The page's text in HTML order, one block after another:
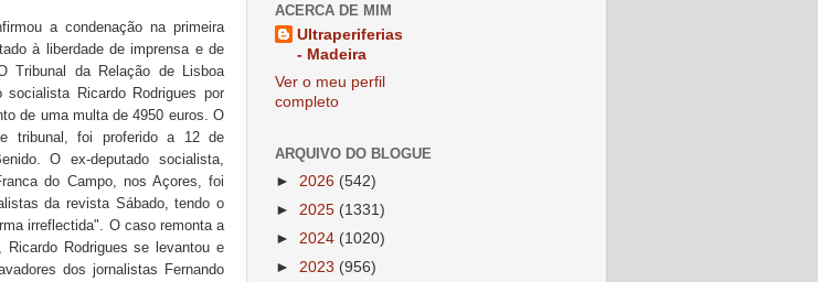
a condenação na primeira
à liberdade de imprensa e de
Tribunal da Relação de Lisboa
Ricardo Rodrigues por
de uma multa de 4950 euros. O
tribunal, foi proferido a 12 de
O ex-deputado socialista,
do Campo, nos Açores, foi
da revista Sábado, tendo o
irreflectida". O caso remonta a
Rodrigues se levantou e
dos jornalistas Fernando
ACERCA DE MIM
Ultraperiferias
- Madeira
Ver o meu perfil
completo
ARQUIVO DO BLOGUE
► 2026 (542)
► 2025 (1331)
► 2024 (1020)
► 2023 (956)